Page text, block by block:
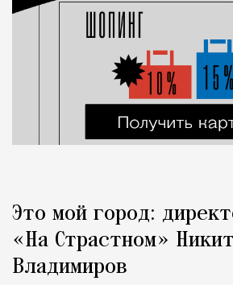
Это мой город:
«На Страстном»
Владимиров